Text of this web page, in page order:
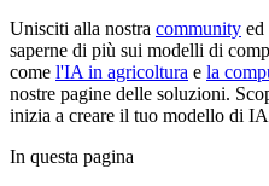
Unisciti alla nostra community ed
saperne di più sui modelli di
come l'IA in agricoltura e la
nostre pagine delle soluzioni.
inizia a creare il tuo modello di
In questa pagina